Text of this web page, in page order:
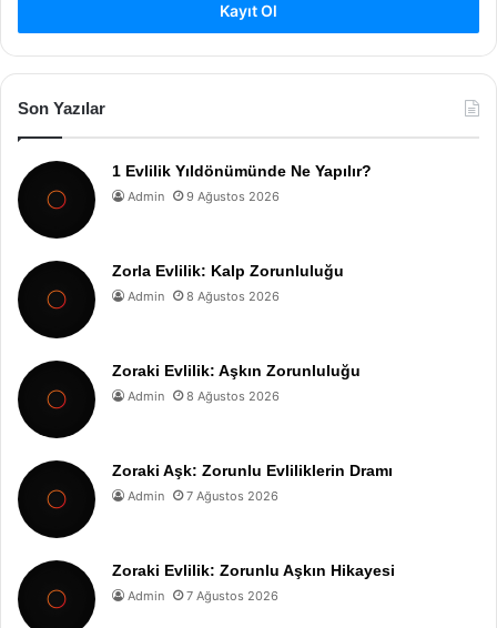
Kayıt Ol
Son Yazılar
1 Evlilik Yıldönümünde Ne Yapılır?
Admin 9 Ağustos 2026
Zorla Evlilik: Kalp Zorunluluğu
Admin 8 Ağustos 2026
Zoraki Evlilik: Aşkın Zorunluluğu
Admin 8 Ağustos 2026
Zoraki Aşk: Zorunlu Evliliklerin Dramı
Admin 7 Ağustos 2026
Zoraki Evlilik: Zorunlu Aşkın Hikayesi
Admin 7 Ağustos 2026